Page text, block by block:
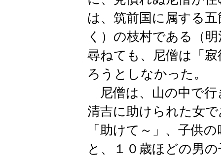
は、筑前国に属する
く）の枝村である（
尋ねても、尼僧は「
ろうとしなかった。
尼僧は、山の中で行
清吉に助けられた女
「助けて～」、子供
と、１０歳ほどの男